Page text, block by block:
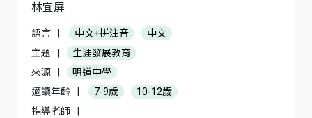
林宜屏
語言 中文+拼注音
中文
主題
生涯發展教育
來源
明道中學
適讀年齡
7-9歲
10-12歲
指導老師